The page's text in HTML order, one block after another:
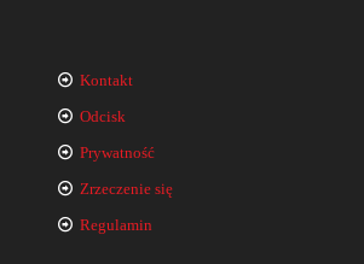
Kontakt
Odcisk
Prywatność
Zrzeczenie się
Regulamin